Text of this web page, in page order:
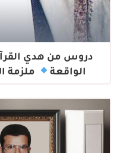
دروس من هدي
الواقعة
ملزمة